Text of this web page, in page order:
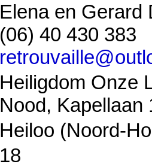
Elena en Gerard
(06) 40 430 383
Heiligdom Onze
Nood, Kapellaan
Heiloo (Noord-
18